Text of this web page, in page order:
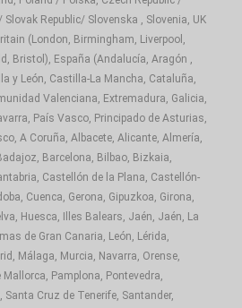
Slovak Republic/ Slovenska , Slovenia, UK
(London, Birmingham, Liverpool,
Bristol), España (Andalucía, Aragón ,
y León, Castilla-La Mancha, Cataluña,
Valenciana, Extremadura, Galicia,
País Vasco, Principado de Asturias,
A Coruña, Albacete, Alicante, Almería,
Barcelona, Bilbao, Bizkaia,
Castellón de la Plana, Castellón-
Cuenca, Gerona, Gipuzkoa, Girona,
Huesca, Illes Balears, Jaén, Jaén, La
de Gran Canaria, León, Lérida,
Málaga, Murcia, Navarra, Orense,
Pamplona, Pontevedra,
Cruz de Tenerife, Santander,